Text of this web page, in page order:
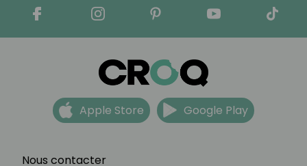
Nous contacter
Apple Store Google Play